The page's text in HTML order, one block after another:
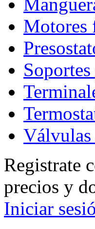
Motores
Válvulas
Registrate
precios y
Iniciar